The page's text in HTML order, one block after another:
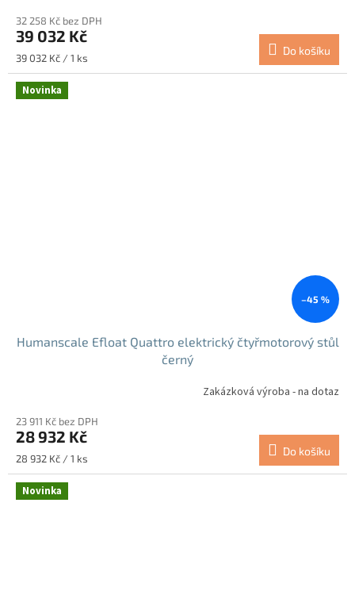
32 258 Kč bez DPH
39 032 Kč
Měrná
cena:
39 032 Kč / 1 ks
Do košíku
Novinka
–45 %
Humanscale Efloat Quattro elektrický čtyřmotorový stůl
černý
Zakázková výroba - na dotaz
23 911 Kč bez DPH
28 932 Kč
Měrná
cena:
28 932 Kč / 1 ks
Do košíku
Novinka